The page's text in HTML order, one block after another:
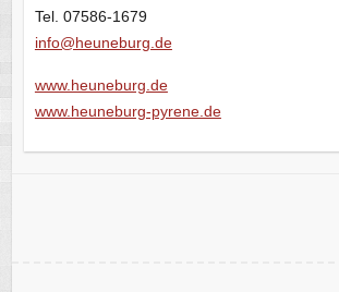
Tel. 07586-1679
info@heuneburg.de
www.heuneburg.de
www.heuneburg-pyrene.de